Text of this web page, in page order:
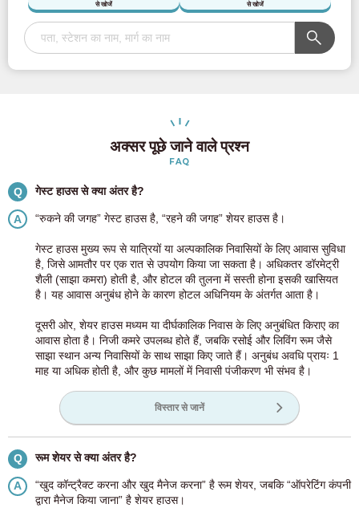
से खोजें से खोजें
अक्सर पूछे जाने वाले प्रश्न
FAQ
Q गेस्ट हाउस से क्या अंतर है?
A “रुकने की जगह” गेस्ट हाउस है, “रहने की जगह” शेयर हाउस है।
गेस्ट हाउस मुख्य रूप से यात्रियों या अल्पकालिक निवासियों के लिए आवास सुविधा
है, जिसे आमतौर पर एक रात से उपयोग किया जा सकता है। अधिकतर डॉरमेट्री
शैली (साझा कमरा) होती है, और होटल की तुलना में सस्ती होना इसकी खासियत
है। यह आवास अनुबंध होने के कारण होटल अधिनियम के अंतर्गत आता है।
दूसरी ओर, शेयर हाउस मध्यम या दीर्घकालिक निवास के लिए अनुबंधित किराए का
आवास होता है। निजी कमरे उपलब्ध होते हैं, जबकि रसोई और लिविंग रूम जैसे
साझा स्थान अन्य निवासियों के साथ साझा किए जाते हैं। अनुबंध अवधि प्रायः 1
माह या अधिक होती है, और कुछ मामलों में निवासी पंजीकरण भी संभव है।
विस्तार से जानें
Q रूम शेयर से क्या अंतर है?
A
“खुद कॉन्ट्रैक्ट करना और खुद मैनेज करना” है रूम शेयर, जबकि “ऑपरेटिंग कंपनी
द्वारा मैनेज किया जाना” है शेयर हाउस।